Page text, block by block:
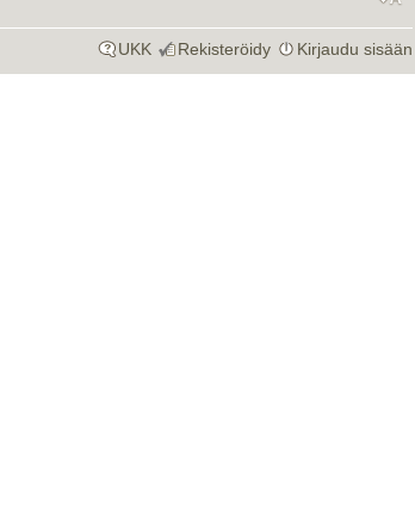
UKK Rekisteröidy Kirjaudu sisään